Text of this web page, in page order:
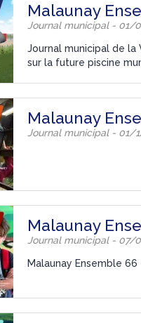
Malaunay
Journal municipal - 01/
Journal municipal de la
sur la future piscine
Malaunay
Journal municipal - 01/
Malaunay
Journal municipal - 07/
Malaunay Ensemble